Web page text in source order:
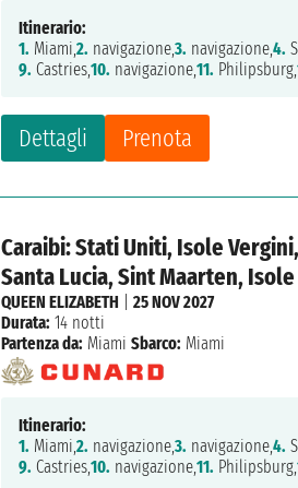
Dettagli Prenota
Itinerario:
1. Miami,2. navigazione,3. navigazione,4.
9. Castries,10. navigazione,11. Philipsburg,
Caraibi: Stati Uniti, Isole
Santa Lucia, Sint Maarten,
QUEEN ELIZABETH |25 NOV 2027
Durata: 14 notti
Partenza da: Miami Sbarco: Miami
Itinerario:
1. Miami,2. navigazione,3. navigazione,4.
9. Castries,10. navigazione,11. Philipsburg,